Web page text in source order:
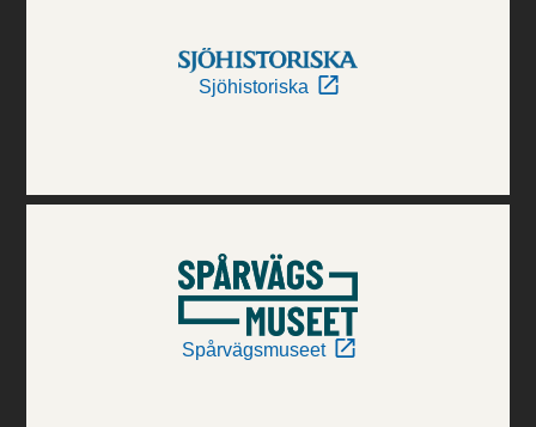
Sjöhistoriska
Spårvägsmuseet